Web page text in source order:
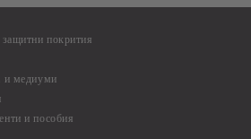
покрития
и медиуми
и пособия